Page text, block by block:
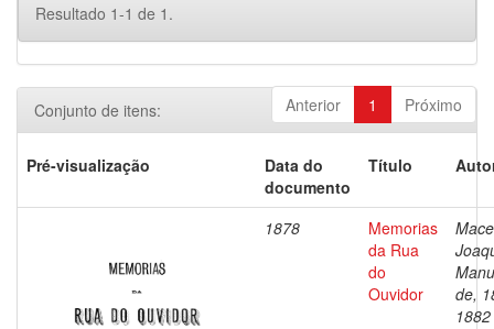
Resultado 1-1 de 1.
Anterior 1 Próximo
Conjunto de itens:
Pré-visualização
Data do
documento
Título
1878
Memorias
da Rua
do
Ouvidor
de,
1882